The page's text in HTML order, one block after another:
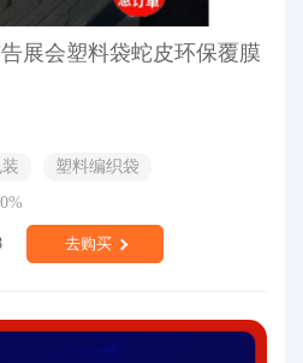
展会塑料袋蛇皮环保覆膜
塑料编织袋
0%
去购买